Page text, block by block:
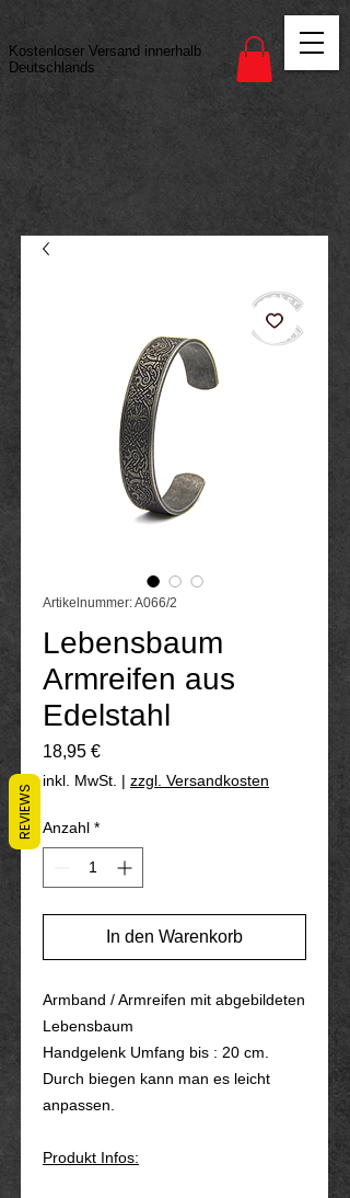
Vertrag widerrufen
Kostenloser Versand innerhalb
Deutschlands
Artikelnummer: A066/2
Lebensbaum
Armreifen aus
Edelstahl
18,95 €Preis
inkl. MwSt. | zzgl. Versandkosten
Anzahl *
In den Warenkorb
Armband / Armreifen mit abgebildeten
Lebensbaum
Handgelenk Umfang bis : 20 cm.
Durch biegen kann man es leicht
anpassen.
Produkt Infos:
REVIEWS